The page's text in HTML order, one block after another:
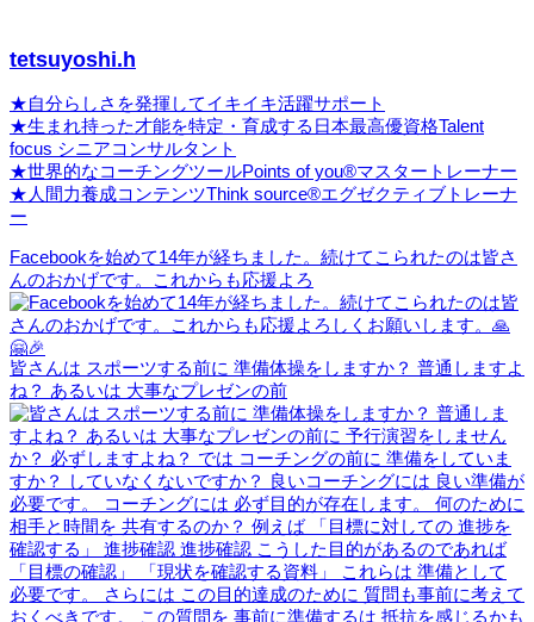
tetsuyoshi.h
★自分らしさを発揮してイキイキ活躍サポート
★生まれ持った才能を特定・育成する日本最高優資格Talent
focus シニアコンサルタント
★世界的なコーチングツールPoints of you®マスタートレーナー
★人間力養成コンテンツThink source®エグゼクティブトレーナ
ー
Facebookを始めて14年が経ちました。続けてこられたのは皆さ
んのおかげです。これからも応援よろ
皆さんは スポーツする前に 準備体操をしますか？ 普通しますよ
ね？ あるいは 大事なプレゼンの前